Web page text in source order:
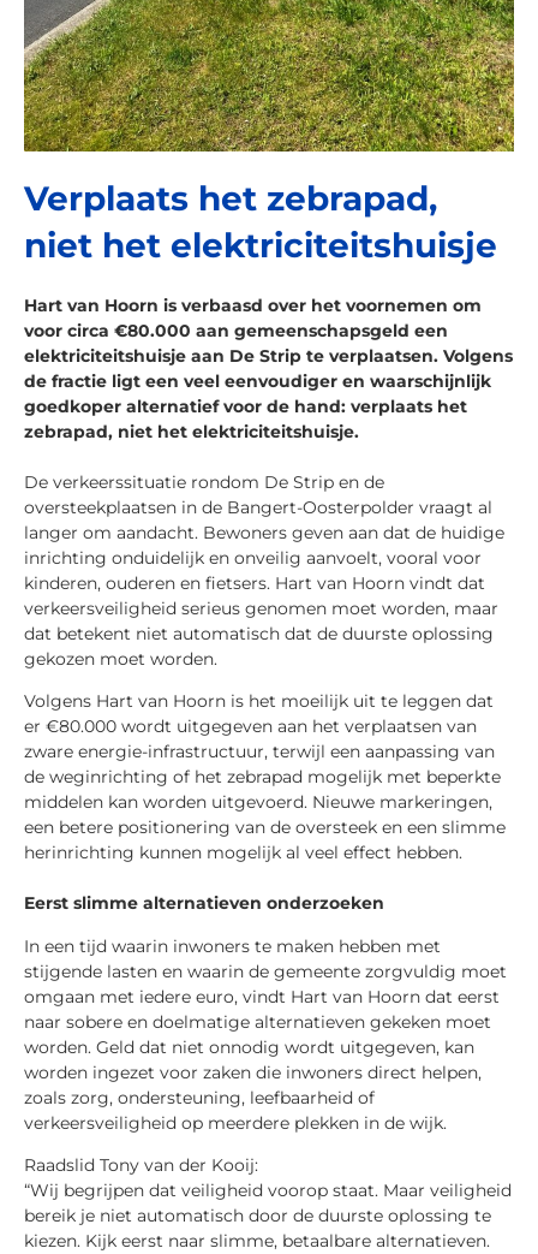
Verplaats het zebrapad,
niet het elektriciteitshuisje
Hart van Hoorn is verbaasd over het voornemen om
voor circa €80.000 aan gemeenschapsgeld een
elektriciteitshuisje aan De Strip te verplaatsen. Volgens
de fractie ligt een veel eenvoudiger en waarschijnlijk
goedkoper alternatief voor de hand: verplaats het
zebrapad, niet het elektriciteitshuisje.
De verkeerssituatie rondom De Strip en de
oversteekplaatsen in de Bangert-Oosterpolder vraagt al
langer om aandacht. Bewoners geven aan dat de huidige
inrichting onduidelijk en onveilig aanvoelt, vooral voor
kinderen, ouderen en fietsers. Hart van Hoorn vindt dat
verkeersveiligheid serieus genomen moet worden, maar
dat betekent niet automatisch dat de duurste oplossing
gekozen moet worden.
Volgens Hart van Hoorn is het moeilijk uit te leggen dat
er €80.000 wordt uitgegeven aan het verplaatsen van
zware energie-infrastructuur, terwijl een aanpassing van
de weginrichting of het zebrapad mogelijk met beperkte
middelen kan worden uitgevoerd. Nieuwe markeringen,
een betere positionering van de oversteek en een slimme
herinrichting kunnen mogelijk al veel effect hebben.
Eerst slimme alternatieven onderzoeken
In een tijd waarin inwoners te maken hebben met
stijgende lasten en waarin de gemeente zorgvuldig moet
omgaan met iedere euro, vindt Hart van Hoorn dat eerst
naar sobere en doelmatige alternatieven gekeken moet
worden. Geld dat niet onnodig wordt uitgegeven, kan
worden ingezet voor zaken die inwoners direct helpen,
zoals zorg, ondersteuning, leefbaarheid of
verkeersveiligheid op meerdere plekken in de wijk.
Raadslid Tony van der Kooij:
“Wij begrijpen dat veiligheid voorop staat. Maar veiligheid
bereik je niet automatisch door de duurste oplossing te
kiezen. Kijk eerst naar slimme, betaalbare alternatieven.